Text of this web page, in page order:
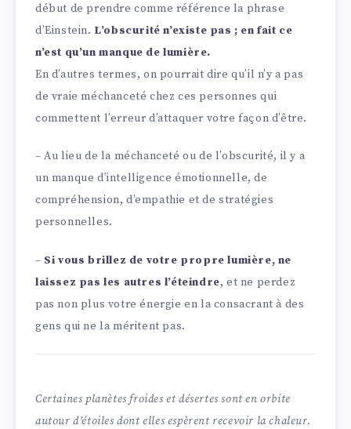
début de prendre comme référence la phrase
d’Einstein. L’obscurité n’existe pas ; en fait ce
n’est qu’un manque de lumière.
En d’autres termes, on pourrait dire qu’il n’y a pas
de vraie méchanceté chez ces personnes qui
commettent l’erreur d’attaquer votre façon d’être.
– Au lieu de la méchanceté ou de l’obscurité, il y a
un manque d’intelligence émotionnelle, de
compréhension, d’empathie et de stratégies
personnelles.
– Si vous brillez de votre propre lumière, ne
laissez pas les autres l’éteindre, et ne perdez
pas non plus votre énergie en la consacrant à des
gens qui ne la méritent pas.
Certaines planètes froides et désertes sont en orbite
autour d’étoiles dont elles espèrent recevoir la chaleur.